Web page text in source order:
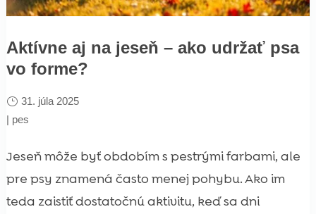
Aktívne aj na jeseň – ako udržať psa
vo forme?
31. júla 2025
| pes
Jeseň môže byť obdobím s pestrými farbami, ale
pre psy znamená často menej pohybu. Ako im
teda zaistiť dostatočnú aktivitu, keď sa dni